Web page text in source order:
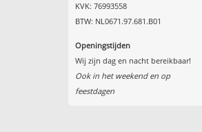
KVK: 76993558
BTW: NL0671.97.681.B01
Openingstijden
Wij zijn dag en nacht bereikbaar!
Ook in het weekend en op
feestdagen